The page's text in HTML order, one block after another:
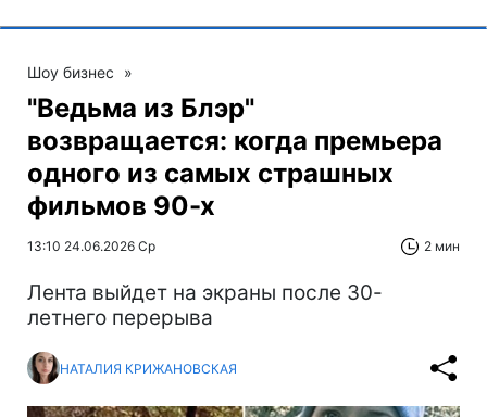
Шоу бизнес »
"Ведьма из Блэр"
возвращается: когда премьера
одного из самых страшных
фильмов 90-х
13:10 24.06.2026 Ср 2 мин
Лента выйдет на экраны после 30-
летнего перерыва
НАТАЛИЯ КРИЖАНОВСКАЯ